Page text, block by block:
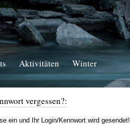
Aktivitäten Winter
vergessen?:
ein und Ihr Login/Kennwort wird gesendet!